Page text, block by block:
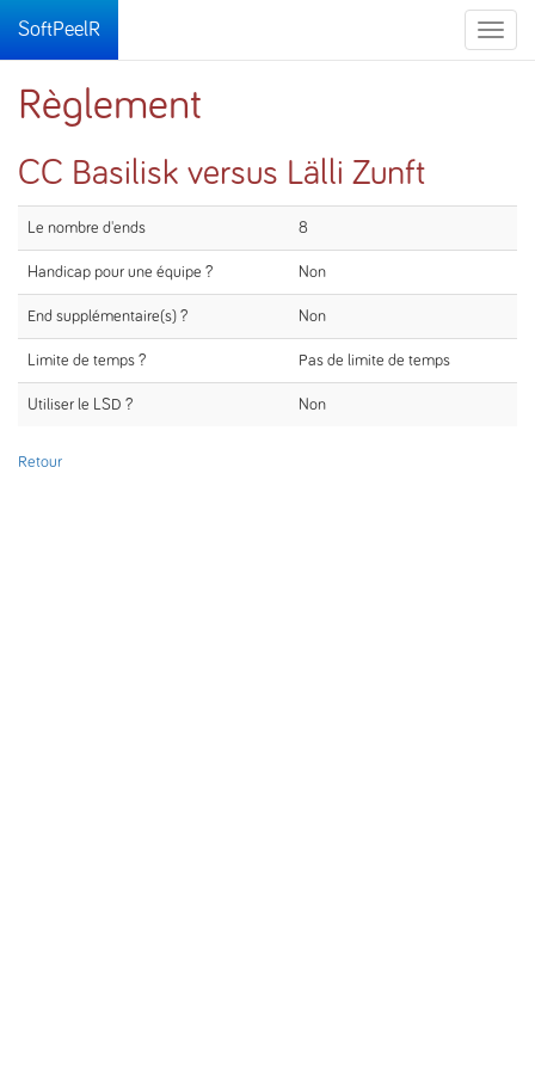
Toggle
SoftPeelR
Règlement
CC Basilisk versus Lälli Zunft
Le nombre d'ends 8
Handicap pour une équipe ? Non
End supplémentaire(s) ? Non
Limite de temps ? Pas de limite de temps
Utiliser le LSD ? Non
Retour